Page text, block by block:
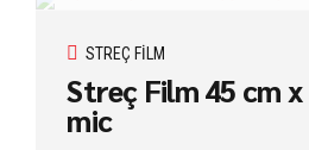
STREÇ FILM
Streç Film 45 cm
mic